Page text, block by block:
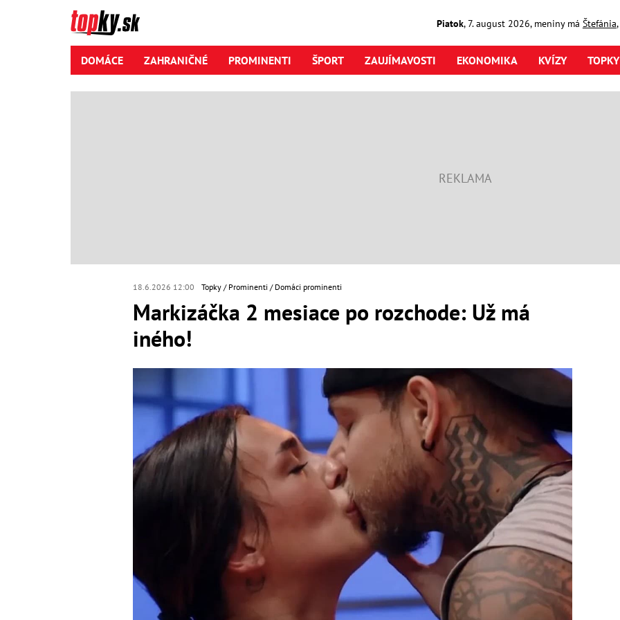
Piatok,7. august2026, meniny má Štefánia
DOMÁCE ZAHRANIČNÉ PROMINENTI ŠPORT ZAUJÍMAVOSTI EKONOMIKA KVÍZY
18.6.2026 12:00 Topky Prominenti Domáci prominenti
Markizáčka 2 mesiace po rozchode: Už má
iného!